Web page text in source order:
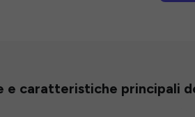
e caratteristiche principali